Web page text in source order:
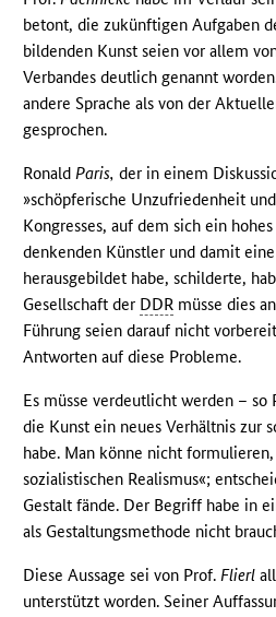
betont, die zukünftigen Aufgaben
bildenden Kunst seien vor allem
Verbandes deutlich genannt
andere Sprache als von der
gesprochen.
RonaldParis, der in einem
»schöpferische Unzufriedenheit
Kongresses, auf dem sich ein
denkenden Künstler und damit
herausgebildet habe, schilderte,
Gesellschaft der DDR müsse dies
Führung seien darauf nicht
Antworten auf diese Probleme.
Es müsse verdeutlicht werden – so
die Kunst ein neues Verhältnis zur
habe. Man könne nicht
sozialistischen Realismus«;
Gestalt fände. Der Begriff habe in
als Gestaltungsmethode nicht
Diese Aussage sei von Prof.Flierl
unterstützt worden. Seiner